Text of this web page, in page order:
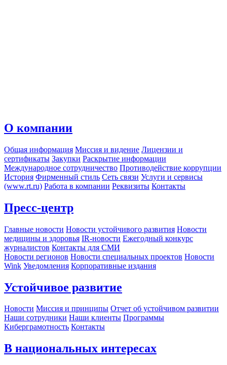
О компании
Общая информация Миссия и видение Лицензии и
сертификаты Закупки Раскрытие информации
Международное сотрудничество Противодействие коррупции
История Фирменный стиль Сеть связи Услуги и сервисы
(www.rt.ru) Работа в компании Реквизиты Контакты
Пресс-центр
Главные новости Новости устойчивого развития Новости
медицины и здоровья IR-новости Ежегодный конкурс
журналистов Контакты для СМИ
Новости регионов Новости специальных проектов Новости
Wink Уведомления Корпоративные издания
Устойчивое развитие
Новости Миссия и принципы Отчет об устойчивом развитии
Наши сотрудники Наши клиенты Программы
Киберграмотность Контакты
В национальных интересах